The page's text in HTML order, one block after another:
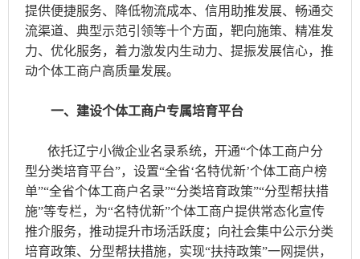
提供便捷服务、降低物流成本、信用助推发展、畅通交
流渠道、典型示范引领等十个方面，靶向施策、精准发
力、优化服务，着力激发内生动力、提振发展信心，推
动个体工商户高质量发展。
一、建设个体工商户专属培育平台
依托辽宁小微企业名录系统，开通“个体工商户分
型分类培育平台”，设置“全省‘名特优新’个体工商户榜
单”“全省个体工商户名录”“分类培育政策”“分型帮扶措
施”等专栏，为“名特优新”个体工商户提供常态化宣传
推介服务，推动提升市场活跃度；向社会集中公示分类
培育政策、分型帮扶措施，实现“扶持政策”一网提供，